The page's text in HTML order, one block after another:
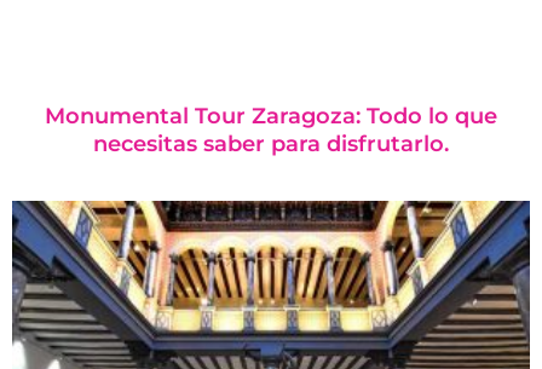
Monumental Tour Zaragoza: Todo lo que
necesitas saber para disfrutarlo.